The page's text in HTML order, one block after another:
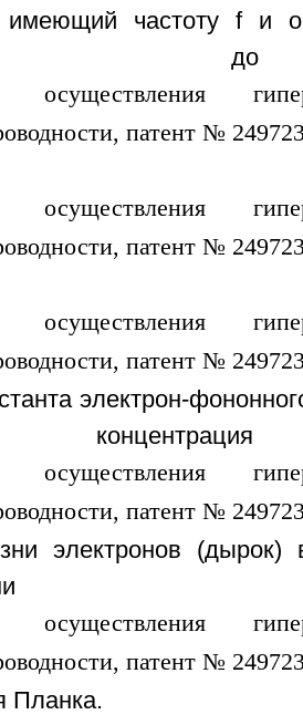
имеющий частоту f и
электрон-
электронов (дырок)
Планка.